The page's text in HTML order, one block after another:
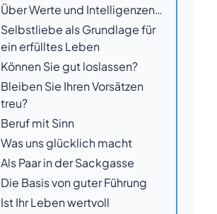
Über Werte und Intelligenzen…
Selbstliebe als Grundlage für
ein erfülltes Leben
Können Sie gut loslassen?
Bleiben Sie Ihren Vorsätzen
treu?
Beruf mit Sinn
Was uns glücklich macht
Als Paar in der Sackgasse
Die Basis von guter Führung
Ist Ihr Leben wertvoll